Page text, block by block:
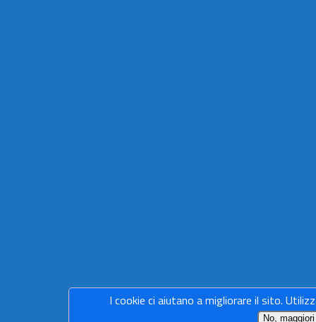
I cookie ci aiutano a migliorare il sito.
No,